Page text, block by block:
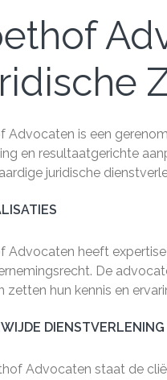
Advocaten is een
en resultaatgerichte
juridische
Advocaten heeft
De
zetten hun kennis en
DIENSTVERLENING
Advocaten staat de